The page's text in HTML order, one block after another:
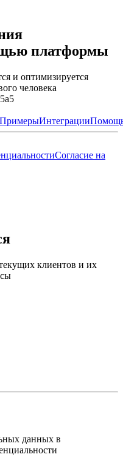
платформы
и оптимизируется
человека
ПримерыИнтеграции
Согласие на
клиентов и их
данных в